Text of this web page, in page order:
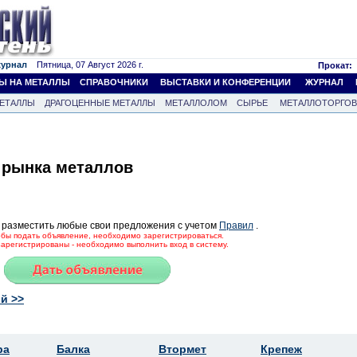
Пятница, 07 Август 2026 г. Прокат:
НА МЕТАЛЛЫ
СПРАВОЧНИКИ ВЫСТАВКИ И КОНФЕРЕНЦИИ ЖУРНАЛ
ДРАГОЦЕННЫЕ МЕТАЛЛЫ МЕТАЛЛОЛОМ СЫРЬЕ
металлов
любые свои предложения с учетом Правил
подать объявление, необходимо зарегистрироваться.
- необходимо выполнить вход в систему.
>>
Балка Втормет Крепеж